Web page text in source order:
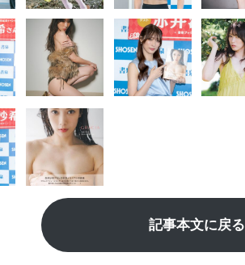
記事本文に戻る